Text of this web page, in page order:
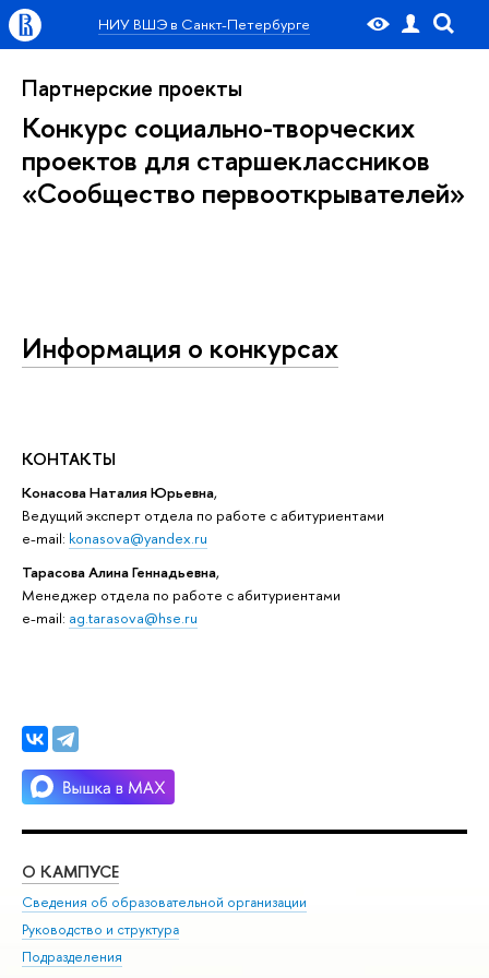
НИУ ВШЭ в Санкт-Петербурге
КОНТАКТЫ
Конасова Наталия Юрьевна,
Ведущий эксперт отдела по работе с абитуриентами
e-mail: konasova@yandex.ru
Тарасова Алина Геннадьевна,
Менеджер отдела по работе с абитуриентами
e-mail: ag.tarasova@hse.ru
Партнерские проекты
Конкурс социально-творческих
проектов для старшеклассников
«Сообщество первооткрывателей»
Информация о конкурсах
О КАМПУСЕ
Сведения об образовательной организации
Руководство и структура
Подразделения